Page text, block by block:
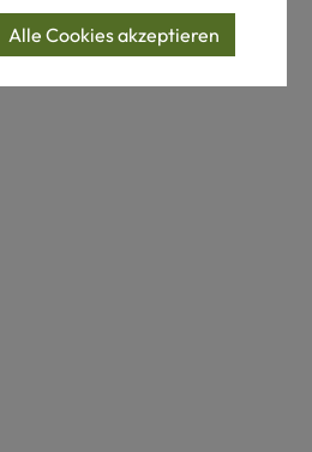
Alle Cookies akzeptieren